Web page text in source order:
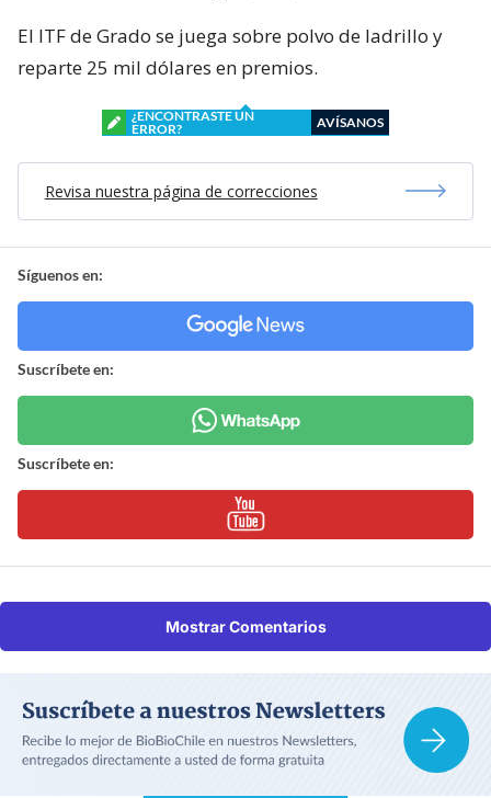
El ITF de Grado se juega sobre polvo de ladrillo y
reparte 25 mil dólares en premios.
¿ENCONTRASTE UN
ERROR?
AVÍSANOS
Revisa nuestra página de correcciones
Síguenos en:
Suscríbete en:
Suscríbete en:
Mostrar Comentarios